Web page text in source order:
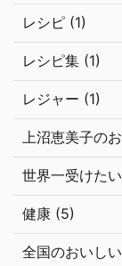
レシピ (1)
レシピ集 (1)
レジャー (1)
上沼恵美子の
世界一受けた
健康 (5)
全国のおいし